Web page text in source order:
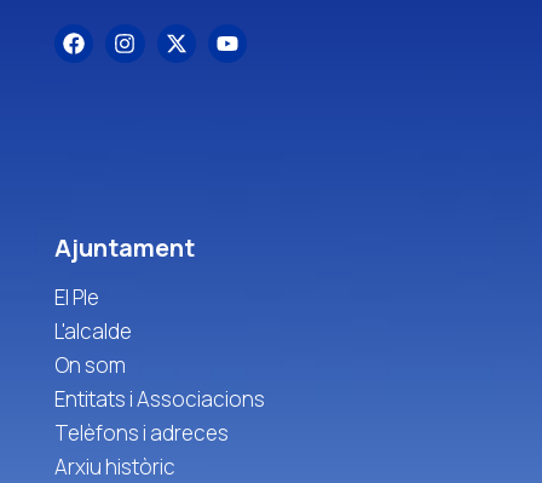
Ajuntament
El Ple
L'alcalde
On som
Entitats i Associacions
Telèfons i adreces
Arxiu històric